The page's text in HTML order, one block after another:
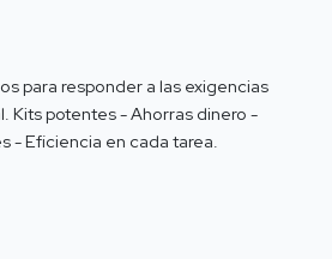
para responder a las exigencias
Kits potentes - Ahorras dinero -
- Eficiencia en cada tarea.